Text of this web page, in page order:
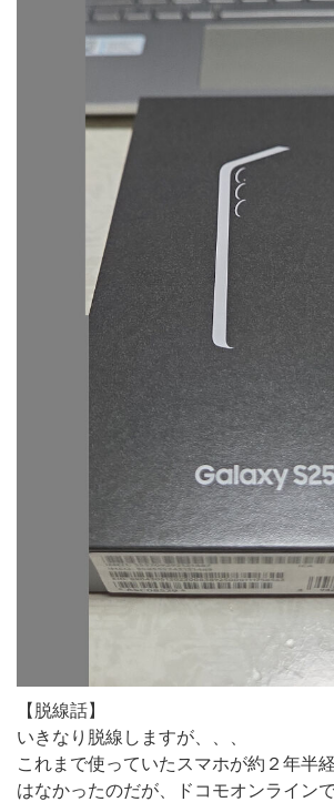
【脱線話】
いきなり脱線しますが、、、
これまで使っていたスマホが約２年半
はなかったのだが、ドコモオンライン